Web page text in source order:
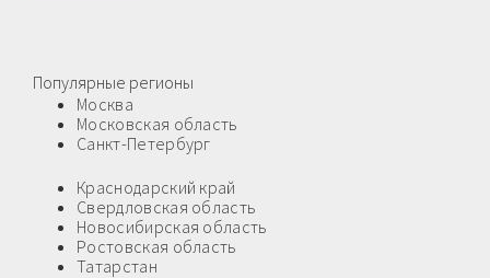
Популярные регионы
Москва
Московская область
Санкт-Петербург
Краснодарский край
Свердловская область
Новосибирская область
Ростовская область
Татарстан